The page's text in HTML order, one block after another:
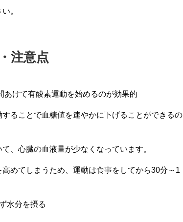
。
注意点
けて有酸素運動を始めるのが効果的
ることで血糖値を速やかに下げることができるの
、心臓の血液量が少なくなっています。
めてしまうため、運動は食事をしてから30分～1
水分を摂る